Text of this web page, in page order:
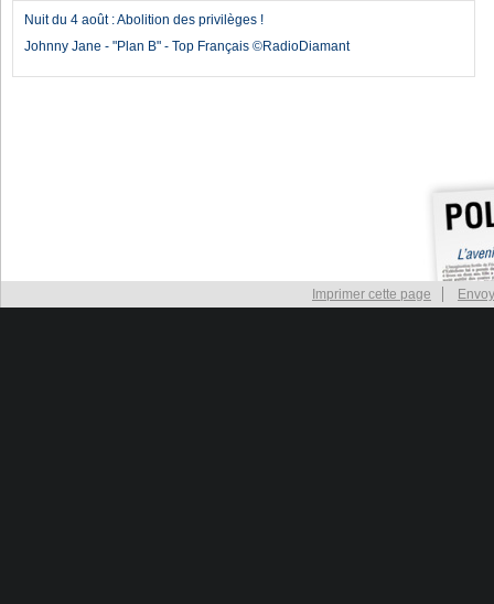
Nuit du 4 août : Abolition des privilèges !
Johnny Jane - "Plan B" - Top Français ©RadioDiamant
Imprimer cette page